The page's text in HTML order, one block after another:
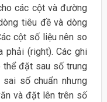
các cột và đường
tiêu đề và dòng
cột số liệu nên so
phải (right). Các ghi
thể đặt sau số trung
số chuẩn nhưng
và đặt lên trên số